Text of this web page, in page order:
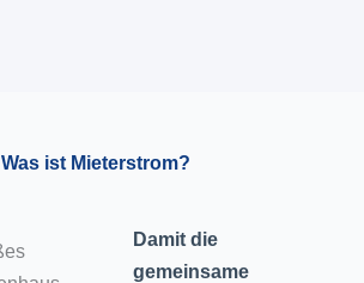
Was ist Mieterstrom?
Damit die
gemeinsame